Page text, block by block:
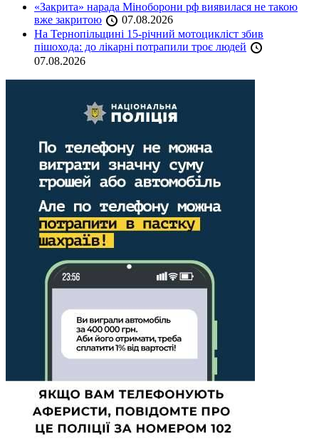
«Закрита» нарада Міноборони рф виявилася не такою
вже закритою
07.08.2026
На Тернопільщині 15-річний мотоцикліст збив
пішохода: до лікарні потрапили троє людей
07.08.2026